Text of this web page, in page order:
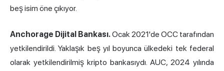
beş isim öne çıkıyor.
Anchorage Dijital Bankası.Ocak 2021'de OCC tarafından
yetkilendirildi. Yaklaşık beş yıl boyunca ülkedeki tek federal
olarak yetkilendirilmiş kripto bankasıydı. AUC, 2024 yılında